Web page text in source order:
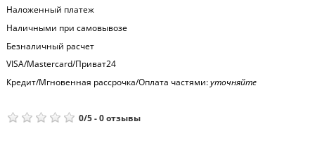
Наложенный платеж
Наличными при самовывозе
Безналичный расчет
VISA/Mastercard/Приват24
Кредит/Мгновенная рассрочка/Оплата частями:уточняйте
0/5-0отзывы